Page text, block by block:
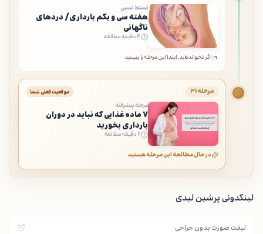
تسلط نسبی
هفته سی و یکم بارداری/ دردهای
ناگهانی
۴ دقیقه مطالعه
اگر نخوانده‌اید، ابتدا این مرحله را ببینید
مرحله ۳۱ موقعیت فعلی شما
مرحله پیشرفته
۷ ماده غذایی که نباید در دوران
بارداری بخورید
۶ دقیقه مطالعه
در حال مطالعه این مرحله هستید
لینکدونی پرشین لیدی
لیفت صورت بدون جراحی